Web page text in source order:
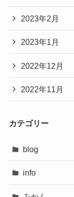
2023年2月
2023年1月
2022年12月
2022年11月
カテゴリー
blog
info